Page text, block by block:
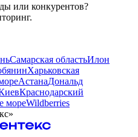
или конкурентов?
Самарская областьИлон
Харьковская
АстанаДональд
Краснодарский
мореWildberries